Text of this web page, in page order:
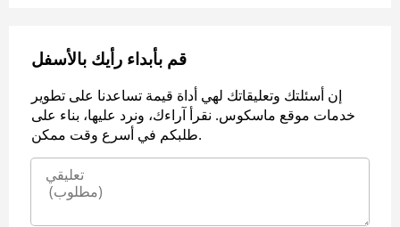
قم بأبداء رأيك بالأسفل
إن أسئلتك وتعليقاتك لهي أداة قيمة تساعدنا على تطوير
خدمات موقع ماسكوس. نقرأ آراءك، ونرد عليها، بناء على
طلبكم في أسرع وقت ممكن.